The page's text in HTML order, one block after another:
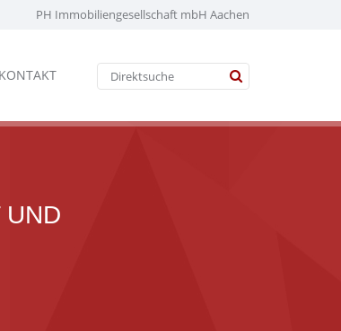
PH Immobiliengesellschaft mbH Aachen
KONTAKT
UND